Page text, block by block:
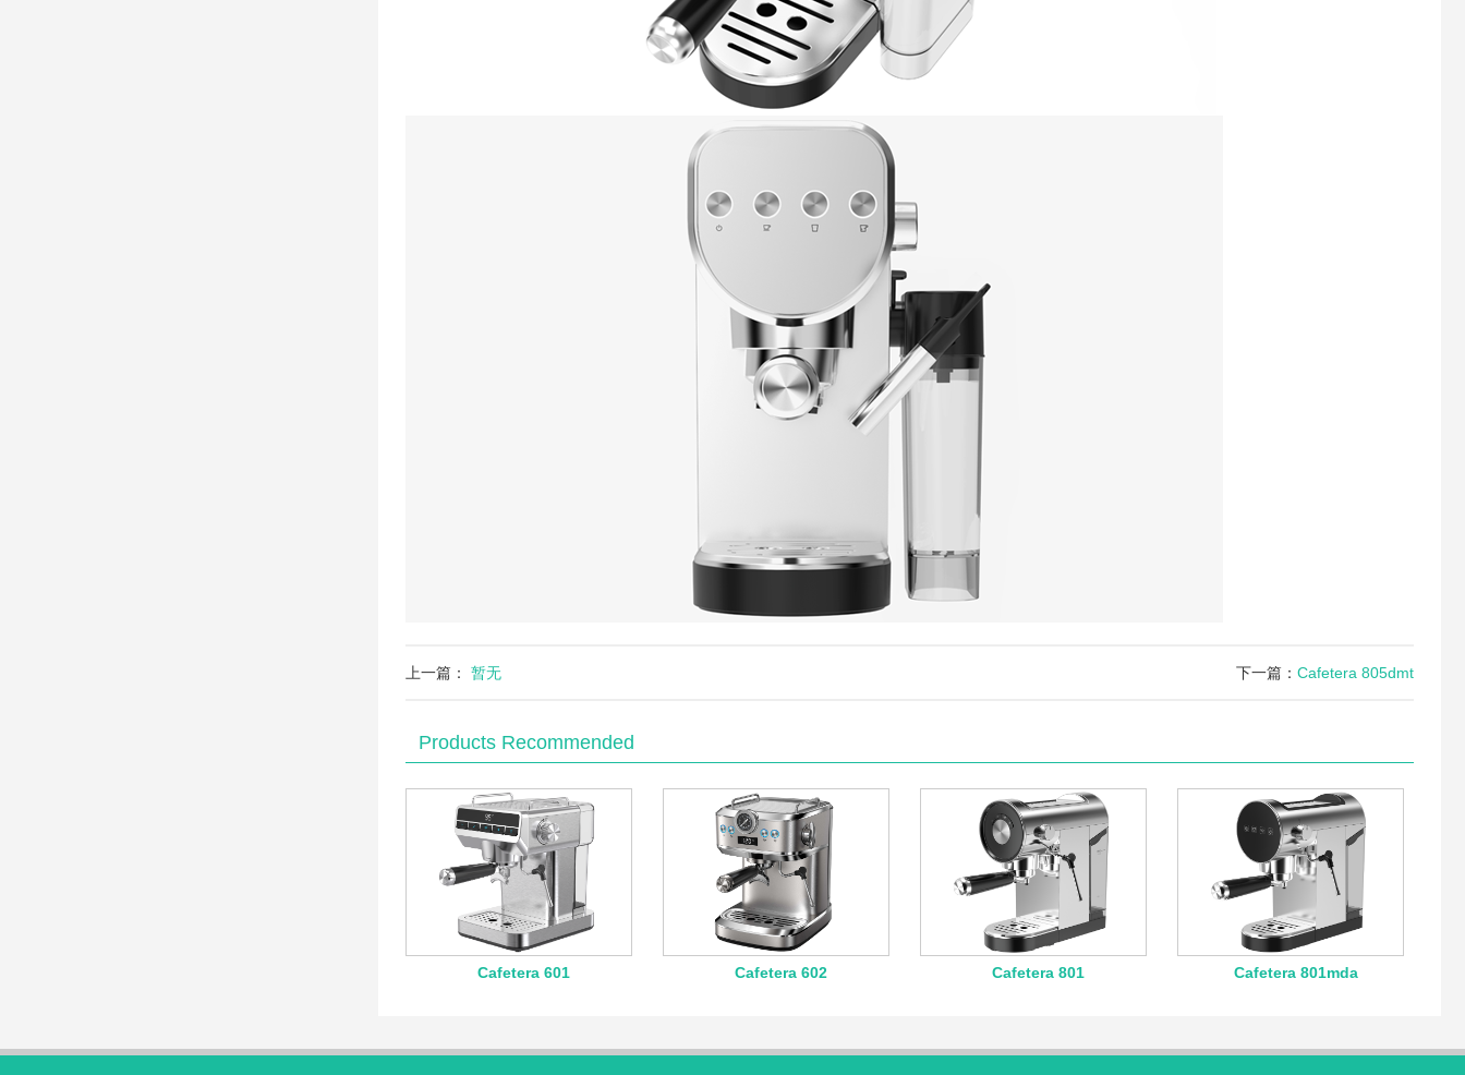
上一篇： 暂无 下一篇： Cafetera 805dmt
Products Recommended
Cafetera 601 Cafetera 602 Cafetera 801 Cafetera 801mda